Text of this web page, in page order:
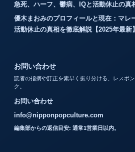
急死、ハーフ、鬱病、IQと活動休止の真
優木まおみのプロフィールと現在：マレ
活動休止の真相を徹底解説【2025年最新】
お問い合わせ
読者の指摘や訂正を素早く振り分ける、レスポ
ク。
お問い合わせ
info@nipponpopculture.com
編集部からの返信目安: 通常1営業日以内。